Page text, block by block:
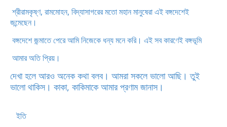
শ্রীরামকৃষ্ণ, রামমোহন, বিদ্যাসাগরের মতো মহান মানুষেরা এই বঙ্গদেশেই
জন্মেছেন।
বঙ্গদেশে জন্মাতে পেরে আমি নিজেকে ধন্য মনে করি। এই সব কারণেই বঙ্গভূমি
আমার অতি প্রিয়।
দেখা হলে আরও অনেক কথা বলব। আমরা সকলে ভালো আছি। তুই
ভালো থাকিস। কাকা, কাকিমাকে আমার প্রণাম জানাস।
ইতি